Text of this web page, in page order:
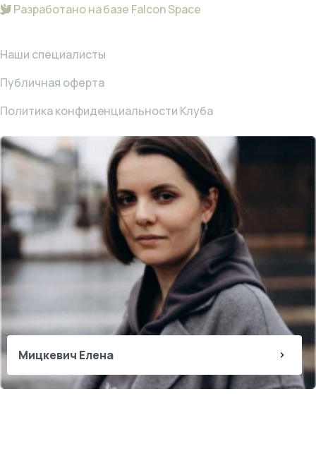
Разработано на базе Falcon Space
Наши специалисты
Публичная оферта
Политика конфиденциальности Клуба
Мицкевич Елена